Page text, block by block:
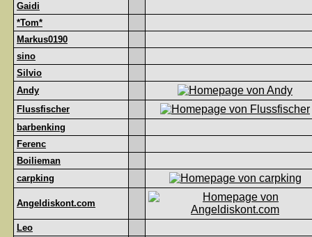
Gaidi
*Tom*
Markus0190
sino
Silvio
Andy
Flussfischer
barbenking
Ferenc
Boilieman
carpking
Angeldiskont.com
Leo